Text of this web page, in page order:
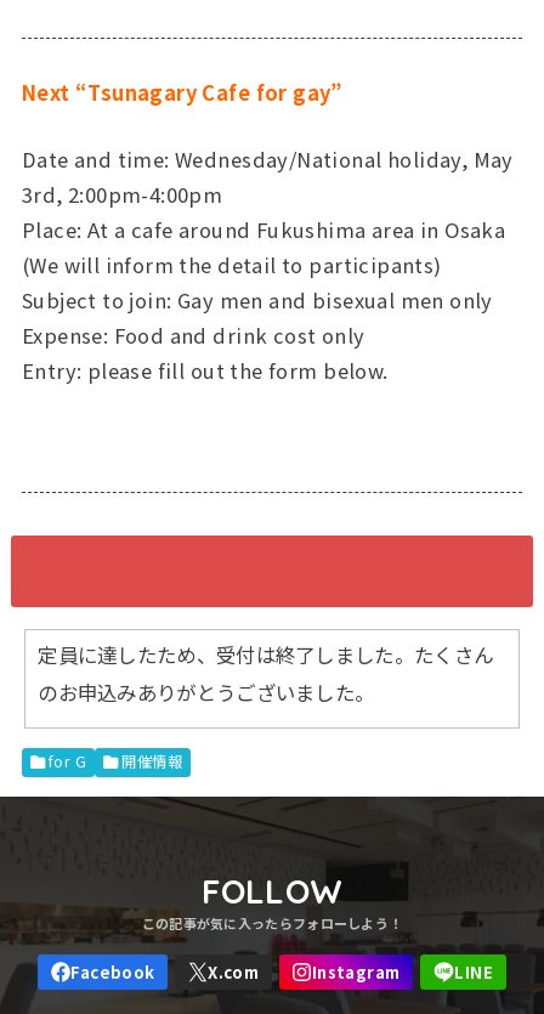
Next “Tsunagary Cafe for gay”
Date and time: Wednesday/National holiday, May
3rd, 2:00pm-4:00pm
Place: At a cafe around Fukushima area in Osaka
(We will inform the detail to participants)
Subject to join: Gay men and bisexual men only
Expense: Food and drink cost only
Entry: please fill out the form below.
定員に達したため、受付は終了しました。たくさん
のお申込みありがとうございました。
for G 開催情報
FOLLOW